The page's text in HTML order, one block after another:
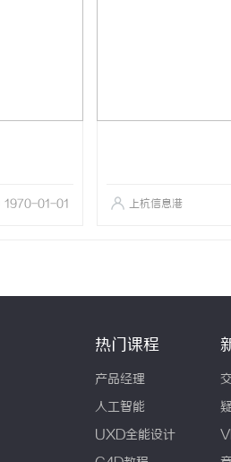
1970-01-01 上杭信息港
热门课程
产品经理
人工智能
UXD全能设计